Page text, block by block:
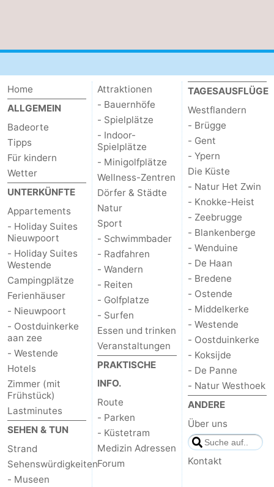
Home
ALLGEMEIN
Badeorte
Tipps
Für kindern
Wetter
UNTERKÜNFTE
Appartements
- Holiday Suites
Nieuwpoort
- Holiday Suites
Westende
Campingplätze
Ferienhäuser
- Nieuwpoort
- Oostduinkerke
aan zee
- Westende
Hotels
Zimmer (mit
Frühstück)
Lastminutes
SEHEN & TUN
Strand
Sehenswürdigkeiten
- Museen
Attraktionen
- Bauernhöfe
- Spielplätze
- Indoor-
Spielplätze
- Minigolfplätze
Wellness-Zentren
Dörfer & Städte
Natur
Sport
- Schwimmbader
- Radfahren
- Wandern
- Reiten
- Golfplatze
- Surfen
Essen und trinken
Veranstaltungen
PRAKTISCHE
INFO.
Route
- Parken
- Küstetram
Medizin Adressen
Forum
TAGESAUSFLÜGE
Westflandern
- Brügge
- Gent
- Ypern
Die Küste
- Natur Het Zwin
- Knokke-Heist
- Zeebrugge
- Blankenberge
- Wenduine
- De Haan
- Bredene
- Ostende
- Middelkerke
- Westende
- Oostduinkerke
- Koksijde
- De Panne
- Natur Westhoek
ANDERE
Über uns
Kontakt